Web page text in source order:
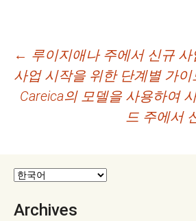
글
네
이
션
← 루이지애나 주에서 신규
사업 시작을 위한 단계별 가이
Careica의 모델을 사용하여
드 주에서
Archives